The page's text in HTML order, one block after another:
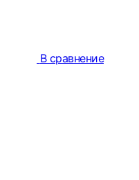
В сравнение